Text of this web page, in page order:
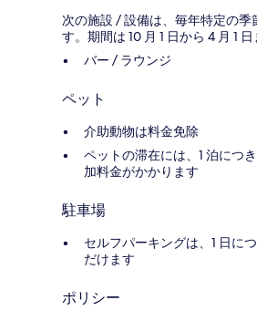
次の施設 / 設備は、毎年特定の季
す。期間は 10 月 1 日から 4 月 1 日
バー / ラウンジ
ペット
介助動物は料金免除
ペットの滞在には、1 泊につ
加料金がかかります
駐車場
セルフパーキングは、1 日に
だけます
ポリシー